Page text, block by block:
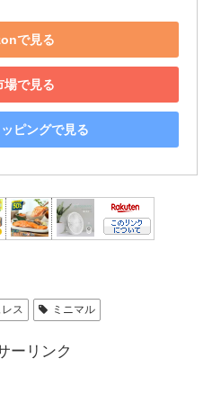
で見る
場で見る
ピングで見る
ス ミニマル
ーリンク